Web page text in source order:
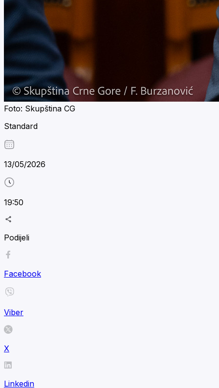
Foto: Skupština CG
Standard
13/05/2026
19:50
Podijeli
Facebook
Viber
X
Linkedin